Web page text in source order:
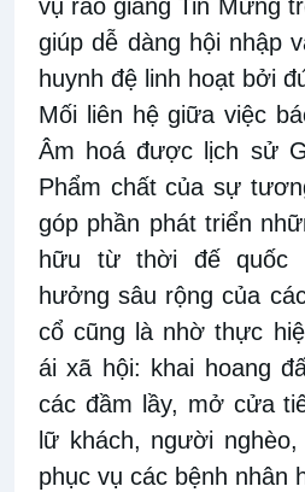
vụ rao giảng Tin Mừng
giúp dễ dàng hội nhập
huynh đệ linh hoạt bởi
Mối liên hệ giữa việc
Âm hoá được lịch sử
Phẩm chất của sự
góp phần phát triển
hữu từ thời đế quốc
hưởng sâu rộng của
cổ cũng là nhờ thực
ái xã hội: khai hoang
các đầm lầy, mở cửa
lữ khách, người
phục vụ các bệnh nhân